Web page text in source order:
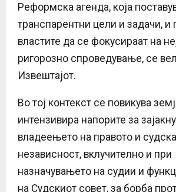
Реформска агенда, која
транспарентни цели и задачи, и
властите да се фокусираат на
ригорозно спроведување, се
Извештајот.
Во тој контекст се повикува
интензивира напорите за
владеењето на правото и
независност, вклучително и при
назначувањето на судии и
на Судскиот совет, за борба